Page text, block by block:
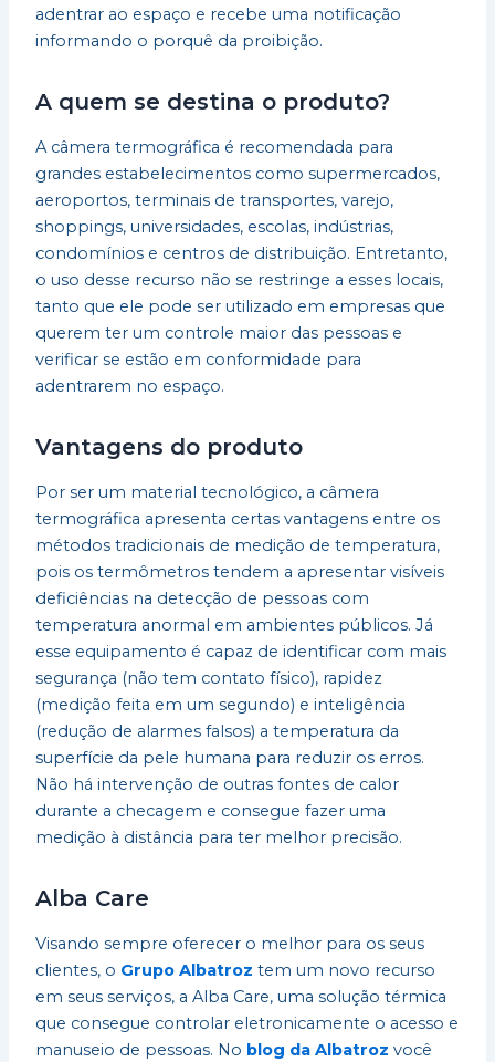
adentrar ao espaço e recebe uma notificação
informando o porquê da proibição.
A quem se destina o produto?
A câmera termográfica é recomendada para
grandes estabelecimentos como supermercados,
aeroportos, terminais de transportes, varejo,
shoppings, universidades, escolas, indústrias,
condomínios e centros de distribuição. Entretanto,
o uso desse recurso não se restringe a esses locais,
tanto que ele pode ser utilizado em empresas que
querem ter um controle maior das pessoas e
verificar se estão em conformidade para
adentrarem no espaço.
Vantagens do produto
Por ser um material tecnológico, a câmera
termográfica apresenta certas vantagens entre os
métodos tradicionais de medição de temperatura,
pois os termômetros tendem a apresentar visíveis
deficiências na detecção de pessoas com
temperatura anormal em ambientes públicos. Já
esse equipamento é capaz de identificar com mais
segurança (não tem contato físico), rapidez
(medição feita em um segundo) e inteligência
(redução de alarmes falsos) a temperatura da
superfície da pele humana para reduzir os erros.
Não há intervenção de outras fontes de calor
durante a checagem e consegue fazer uma
medição à distância para ter melhor precisão.
Alba Care
Visando sempre oferecer o melhor para os seus
clientes, o Grupo Albatroz tem um novo recurso
em seus serviços, a Alba Care, uma solução térmica
que consegue controlar eletronicamente o acesso e
manuseio de pessoas. No blog da Albatroz você